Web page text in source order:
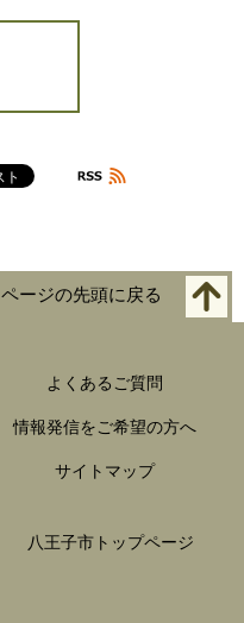
ページの先頭に戻る
よくあるご質問
情報発信をご希望の方へ
サイトマップ
八王子市トップページ